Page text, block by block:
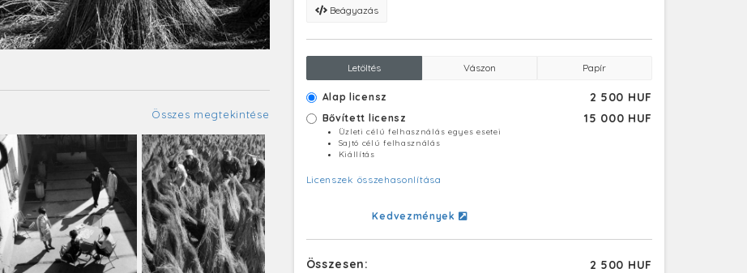
Összes megtekintése
Beágyazás
Letöltés Vászon Papír
Alap licensz 2 500 HUF
Bővített licensz 15 000 HUF
Üzleti célú felhasználás egyes esetei
Sajtó célú felhasználás
Kiállítás
Licenszek összehasonlítása
Kedvezmények
Összesen: 2 500 HUF